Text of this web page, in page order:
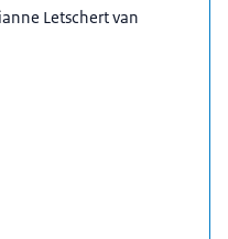
Letschert van